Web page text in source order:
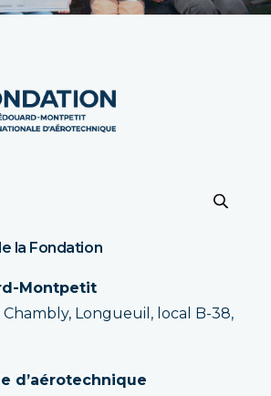
la Fondation
Montpetit
Longueuil, local B-38,
d’aérotechnique